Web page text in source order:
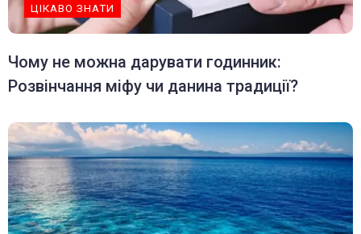
ЦІКАВО ЗНАТИ
Чому не можна дарувати годинник:
Розвінчання міфу чи данина традиції?